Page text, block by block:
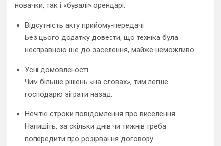
новачки, так і «бувалі» орендарі:
Відсутність акту прийому-передачі
Без цього додатку довести, що техніка була
несправною ще до заселення, майже неможливо.
Усні домовленості
Чим більше рішень «на словах», тим легше
господарю зіграти назад.
Нечіткі строки повідомлення про виселення
Напишіть, за скільки днів чи тижнів треба
попередити про розірвання договору.